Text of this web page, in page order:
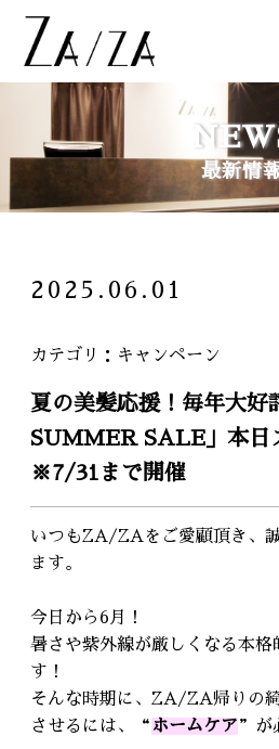
トップ
NEWS＆
ニュース＆
店舗一覧
最新情
2025.06.01
カテゴリ キャンペーン
夏の美髪応援！毎年大
SUMMER SALE」本
※7/31まで開催
いつもZA/ZAをご愛顧頂き、
ます。
今日から6月！
暑さや紫外線が厳しくなる本格
す！
そんな時期に、ZA/ZA帰りの
させるには、“ ホームケア”が